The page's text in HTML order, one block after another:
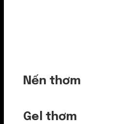
Nến thơm
Gel thơm